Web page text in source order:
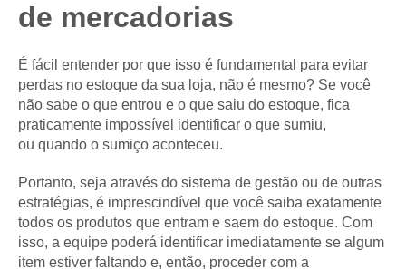
de mercadorias
É fácil entender por que isso é fundamental para evitar
perdas no estoque da sua loja, não é mesmo? Se você
não sabe o que entrou e o que saiu do estoque, fica
praticamente impossível identificar o que sumiu,
ou quando o sumiço aconteceu.
Portanto, seja através do sistema de gestão ou de outras
estratégias, é imprescindível que você saiba exatamente
todos os produtos que entram e saem do estoque. Com
isso, a equipe poderá identificar imediatamente se algum
item estiver faltando e, então, proceder com a